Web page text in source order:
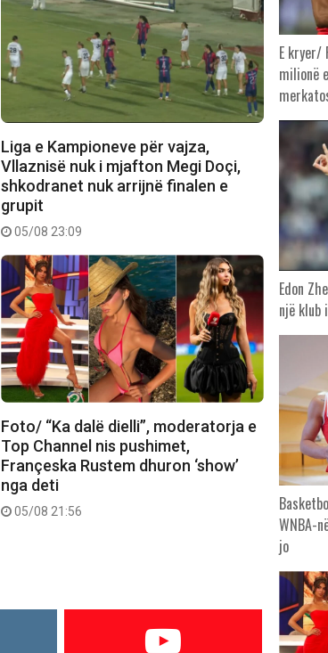
Liga e Kampioneve për vajza,
Vllaznisë nuk i mjafton Megi Doçi,
shkodranet nuk arrijnë finalen e
grupit
05/08 23:09
Foto/ “Ka dalë dielli”, moderatorja e
Top Channel nis pushimet,
Françeska Rustem dhuron ‘show’
nga deti
05/08 21:56
E kryer/
milionë
Edon
një klub
WNBA-
jo